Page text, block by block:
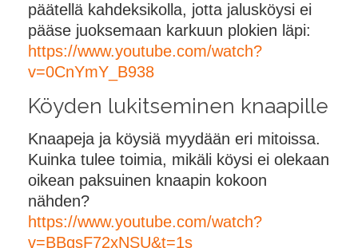
päätellä kahdeksikolla, jotta jalusköysi ei
pääse juoksemaan karkuun plokien läpi:
https://www.youtube.com/watch?
v=0CnYmY_B938
Köyden lukitseminen knaapille
Knaapeja ja köysiä myydään eri mitoissa.
Kuinka tulee toimia, mikäli köysi ei olekaan
oikean paksuinen knaapin kokoon
nähden?
https://www.youtube.com/watch?
v=BBqsF72xNSU&t=1s